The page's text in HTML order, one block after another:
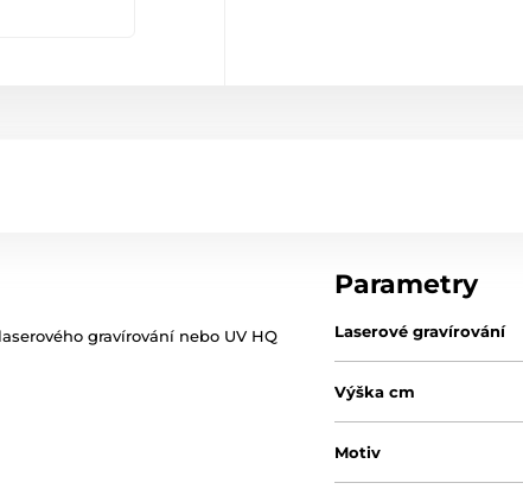
gravírování nebo UV HQ
Parametry
Laserové gravírování
Výška cm
Motiv